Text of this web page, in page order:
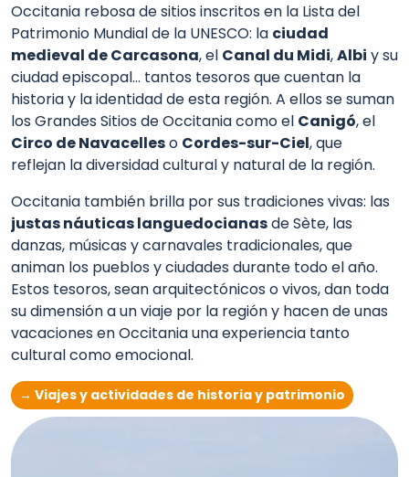
Occitania rebosa de sitios inscritos en la Lista del
Patrimonio Mundial de la UNESCO: la ciudad
medieval de Carcasona, el Canal du Midi,Albi y su
ciudad episcopal… tantos tesoros que cuentan la
historia y la identidad de esta región. A ellos se suman
los Grandes Sitios de Occitania como el Canigó, el
Circo de Navacelleso Cordes-sur-Ciel, que
reflejan la diversidad cultural y natural de la región.
Occitania también brilla por sus tradiciones vivas: las
justas náuticas languedocianasde Sète, las
danzas, músicas y carnavales tradicionales, que
animan los pueblos y ciudades durante todo el año.
Estos tesoros, sean arquitectónicos o vivos, dan toda
su dimensión a un viaje por la región y hacen de unas
vacaciones en Occitania una experiencia tanto
cultural como emocional.
→ Viajes y actividades de historia y patrimonio